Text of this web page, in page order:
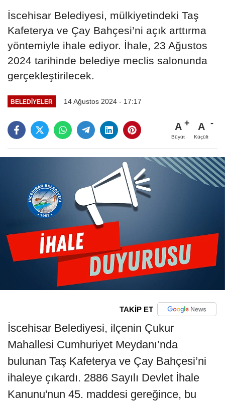
İscehisar Belediyesi, mülkiyetindeki Taş
Kafeterya ve Çay Bahçesi’ni açık arttırma
yöntemiyle ihale ediyor. İhale, 23 Ağustos
2024 tarihinde belediye meclis salonunda
gerçekleştirilecek.
BELEDIYELER 14 Ağustos 2024 - 17:17
A
Büyüt
A
Küçült
TAKİP ET
İscehisar Belediyesi, ilçenin Çukur
Mahallesi Cumhuriyet Meydanı’nda
bulunan Taş Kafeterya ve Çay Bahçesi’ni
ihaleye çıkardı. 2886 Sayılı Devlet İhale
Kanunu'nun 45. maddesi gereğince, bu